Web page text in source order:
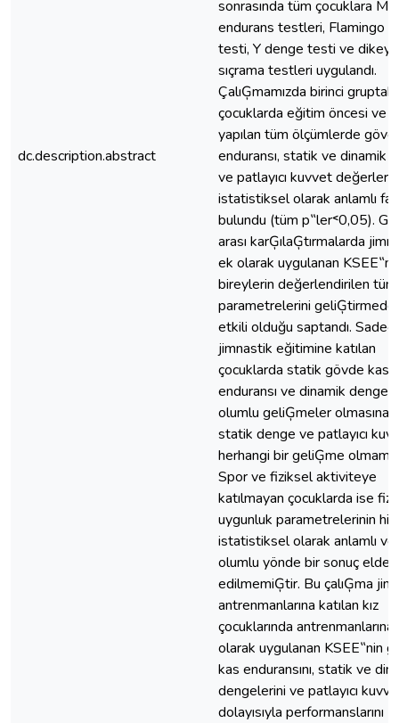
dc.description.abstract
sonrasında tüm çocuklara
endurans testleri, Flamingo
testi, Y denge testi ve dikey
sıçrama testleri uygulandı.
ÇalıĢmamızda birinci gruptaki
çocuklarda eğitim öncesi ve
yapılan tüm ölçümlerde
enduransı, statik ve dinamik
ve patlayıcı kuvvet
istatistiksel olarak anlamlı
bulundu (tüm p‟ler˂0,05).
arası karĢılaĢtırmalarda
ek olarak uygulanan
bireylerin değerlendirilen tüm
parametrelerini geliĢtirmede
etkili olduğu saptandı.
jimnastik eğitimine katılan
çocuklarda statik gövde kas
enduransı ve dinamik
olumlu geliĢmeler olmasına
statik denge ve patlayıcı
herhangi bir geliĢme
Spor ve fiziksel aktiviteye
katılmayan çocuklarda ise
uygunluk parametrelerinin
istatistiksel olarak anlamlı ve
olumlu yönde bir sonuç elde
edilmemiĢtir. Bu çalıĢma
antrenmanlarına katılan kız
çocuklarında antrenmanlarına
olarak uygulanan KSEE‟nin
kas enduransını, statik ve
dengelerini ve patlayıcı
dolayısıyla performanslarını